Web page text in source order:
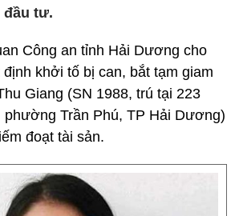
đầu tư.
Công an tỉnh Hải Dương cho
khởi tố bị can, bắt tạm giam
Giang (SN 1988, trú tại 223
Trần Phú, TP Hải Dương)
đoạt tài sản.